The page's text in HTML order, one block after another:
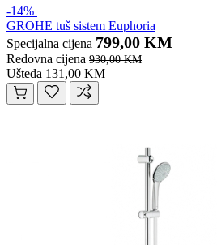
-14%
GROHE tuš sistem Euphoria
Specijalna cijena 799,00 KM
Redovna cijena 930,00 KM
Ušteda 131,00 KM